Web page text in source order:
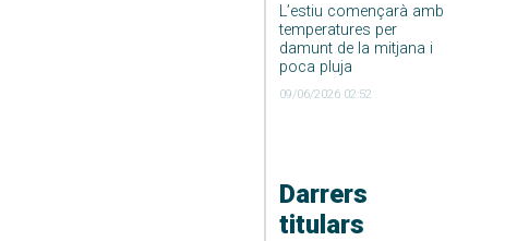
L’estiu començarà amb
temperatures per
damunt de la mitjana i
poca pluja
09/06/2026 02:52
Darrers
titulars